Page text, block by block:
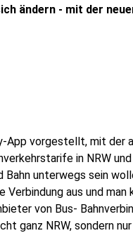
ändern - mit der
App vorgestellt, mit der
in NRW
unterwegs sein
aus und man
von Bus-
ganz NRW, sondern